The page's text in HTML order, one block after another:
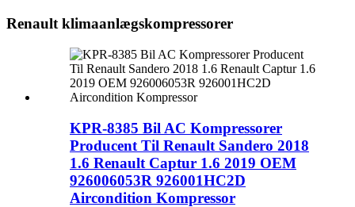
Renault klimaanlægskompressorer
KPR-8385 Bil AC Kompressorer
Producent Til Renault Sandero 2018
1.6 Renault Captur 1.6 2019 OEM
926006053R 926001HC2D
Aircondition Kompressor